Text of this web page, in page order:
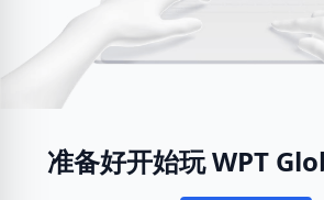
准备好开始玩 WPT